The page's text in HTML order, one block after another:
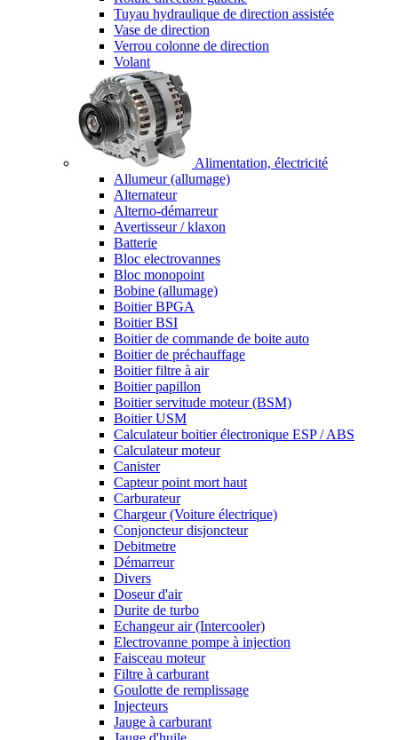
Tuyau hydraulique de direction assistée
Vase de direction
Verrou colonne de direction
Volant
Alimentation, électricité
Allumeur (allumage)
Alternateur
Alterno-démarreur
Avertisseur / klaxon
Batterie
Bloc electrovannes
Bloc monopoint
Bobine (allumage)
Boitier BPGA
Boitier BSI
Boitier de commande de boite auto
Boitier de préchauffage
Boitier filtre à air
Boitier papillon
Boitier servitude moteur (BSM)
Boitier USM
Calculateur boitier électronique ESP / ABS
Calculateur moteur
Canister
Capteur point mort haut
Carburateur
Chargeur (Voiture électrique)
Conjoncteur disjoncteur
Debitmetre
Démarreur
Divers
Doseur d'air
Durite de turbo
Echangeur air (Intercooler)
Electrovanne pompe à injection
Faisceau moteur
Filtre à carburant
Goulotte de remplissage
Injecteurs
Jauge à carburant